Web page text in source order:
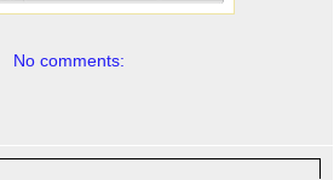
No comments: